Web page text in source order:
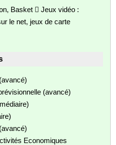
Basket  Jeux vidéo :
le net, jeux de carte
(avancé)
Economiques